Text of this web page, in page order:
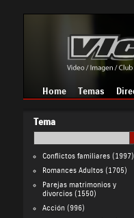
Home Temas
Tema
Conflictos familiares(1997)
Romances Adultos(1705)
Parejas matrimonios y
divorcios(1550)
Acción(996)